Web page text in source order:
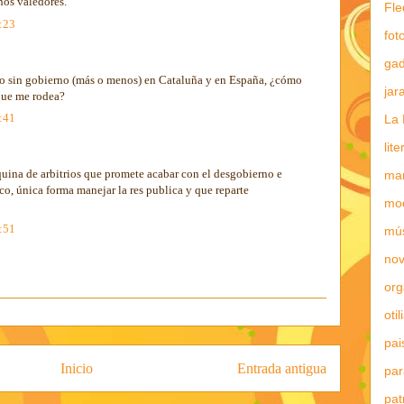
gobierno (más o menos) en Cataluña y en España, ¿cómo
me rodea?
de arbitrios que promete acabar con el desgobierno e
única forma manejar la res publica y que reparte
Entrada antigua
Inicio
La